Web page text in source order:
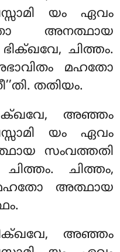
യം ഏവം
അനത്ഥായ
ചിത്തം.
മഹതോ
തതിയം.
അഞ്ഞം
യം ഏവം
സംവത്തതി
ചിത്തം,
മഹതോ അത്ഥായ
അഞ്ഞം